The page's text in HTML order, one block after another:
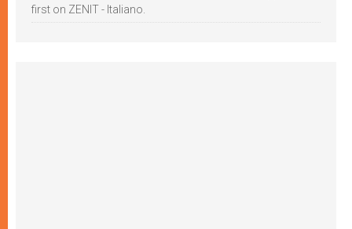
first on ZENIT - Italiano.